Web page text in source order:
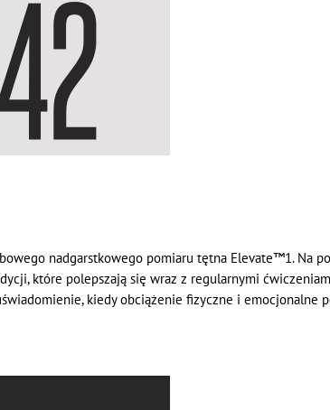
nadgarstkowego pomiaru tętna Elevate™1. Na
które polepszają się wraz z regularnymi
kiedy obciążenie fizyczne i emocjonalne